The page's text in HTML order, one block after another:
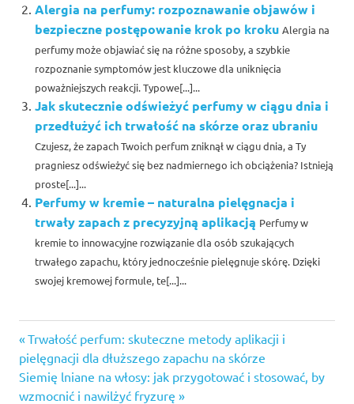
Alergia na perfumy: rozpoznawanie objawów i
bezpieczne postępowanie krok po kroku Alergia na
perfumy może objawiać się na różne sposoby, a szybkie
rozpoznanie symptomów jest kluczowe dla uniknięcia
poważniejszych reakcji. Typowe[...]...
Jak skutecznie odświeżyć perfumy w ciągu dnia i
przedłużyć ich trwałość na skórze oraz ubraniu
Czujesz, że zapach Twoich perfum zniknął w ciągu dnia, a Ty
pragniesz odświeżyć się bez nadmiernego ich obciążenia? Istnieją
proste[...]...
Perfumy w kremie – naturalna pielęgnacja i
trwały zapach z precyzyjną aplikacją Perfumy w
kremie to innowacyjne rozwiązanie dla osób szukających
trwałego zapachu, który jednocześnie pielęgnuje skórę. Dzięki
swojej kremowej formule, te[...]...
Nawigacja
wpisu
Previous
Post:
Trwałość perfum: skuteczne metody aplikacji i
pielęgnacji dla dłuższego zapachu na skórze
Next
Post:
Siemię lniane na włosy: jak przygotować i stosować, by
wzmocnić i nawilżyć fryzurę